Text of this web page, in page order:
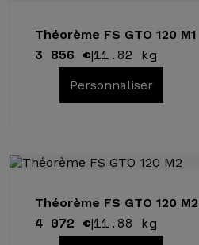
Théorème FS GTO 120 M1
3 856 €|11.82 kg
Personnaliser
Théorème FS GTO 120 M2
4 072 €|11.88 kg